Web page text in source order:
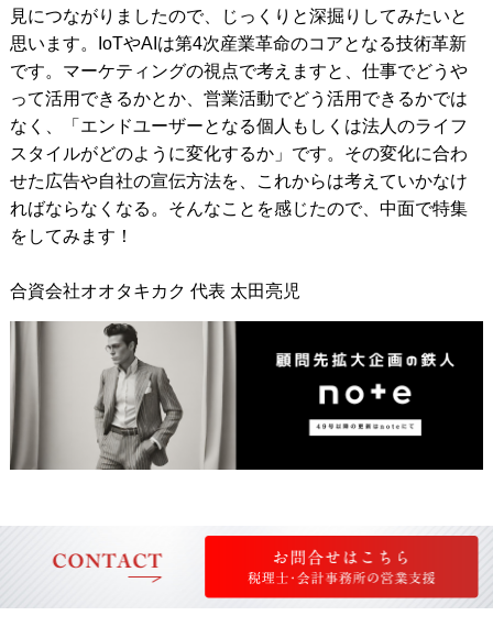
見につながりましたので、じっくりと深掘りしてみたいと
思います。IoTやAIは第4次産業革命のコアとなる技術革新
です。マーケティングの視点で考えますと、仕事でどうや
って活用できるかとか、営業活動でどう活用できるかでは
なく、「エンドユーザーとなる個人もしくは法人のライフ
スタイルがどのように変化するか」です。その変化に合わ
せた広告や自社の宣伝方法を、これからは考えていかなけ
ればならなくなる。そんなことを感じたので、中面で特集
をしてみます！
合資会社オオタキカク 代表 太田亮児